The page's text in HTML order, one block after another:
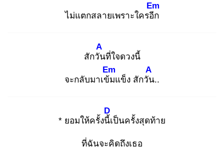
ไม่แตกสลายเพราะใครอีก
Em
สักวัน
A
ที่ใจดวงนี้
จะกลับมาเข้ม
Em
แข็ง สักวัน
A
..
* ยอมให้ครั้งนี้เ
D
ป็นครั้งสุดท้าย
ที่ฉันจะคิดถึงเธอ